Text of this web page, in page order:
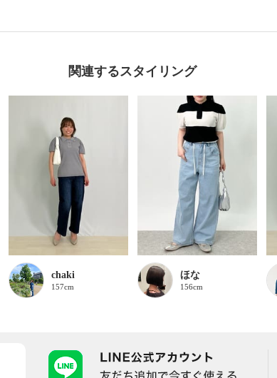
関連するスタイリング
chaki
157cm
ほな
156cm